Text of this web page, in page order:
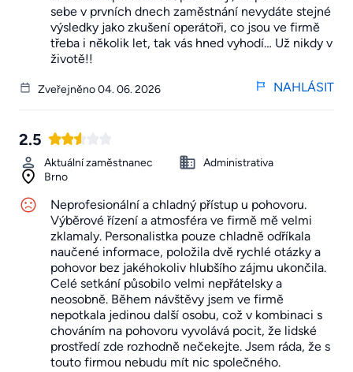
sebe v prvních dnech zaměstnání nevydáte stejné
výsledky jako zkušení operátoři, co jsou ve firmě
třeba i několik let, tak vás hned vyhodí… Už nikdy v
životě!!
Zveřejněno 04. 06. 2026 NAHLÁSIT
2.5
Aktuální zaměstnanec
Administrativa
Brno
Neprofesionální a chladný přístup u pohovoru.
Výběrové řízení a atmosféra ve firmě mě velmi
zklamaly. Personalistka pouze chladně odříkala
naučené informace, položila dvě rychlé otázky a
pohovor bez jakéhokoliv hlubšího zájmu ukončila.
Celé setkání působilo velmi nepřátelsky a
neosobně. Během návštěvy jsem ve firmě
nepotkala jedinou další osobu, což v kombinaci s
chováním na pohovoru vyvolává pocit, že lidské
prostředí zde rozhodně nečekejte. Jsem ráda, že s
touto firmou nebudu mít nic společného.